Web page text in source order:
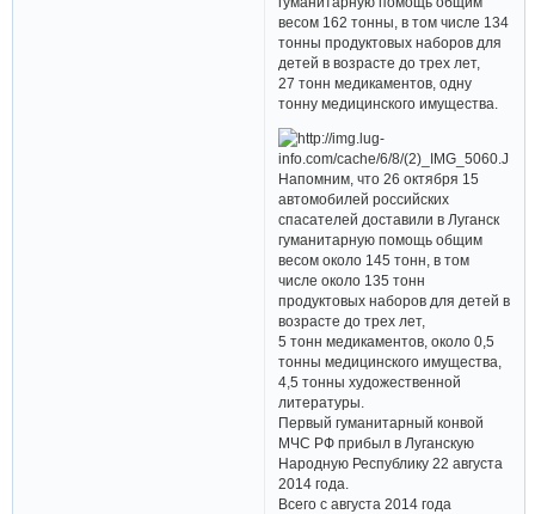
весом 162 тонны, в том числе 134
тонны продуктовых наборов для
детей в возрасте до трех лет,
27 тонн медикаментов, одну
тонну медицинского имущества.
Напомним, что 26 октября 15
автомобилей российских
спасателей доставили в Луганск
гуманитарную помощь общим
весом около 145 тонн, в том
числе около 135 тонн
продуктовых наборов для детей в
возрасте до трех лет,
5 тонн медикаментов, около 0,5
тонны медицинского имущества,
4,5 тонны художественной
литературы.
Первый гуманитарный конвой
МЧС РФ прибыл в Луганскую
Народную Республику 22 августа
2014 года.
Всего с августа 2014 года